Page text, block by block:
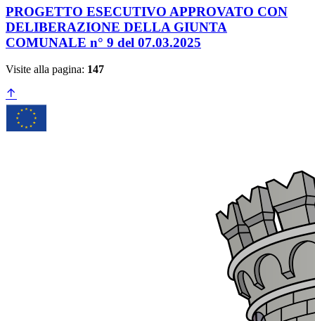
PROGETTO ESECUTIVO APPROVATO CON
DELIBERAZIONE DELLA GIUNTA
COMUNALE n° 9 del 07.03.2025
Visite alla pagina: 147